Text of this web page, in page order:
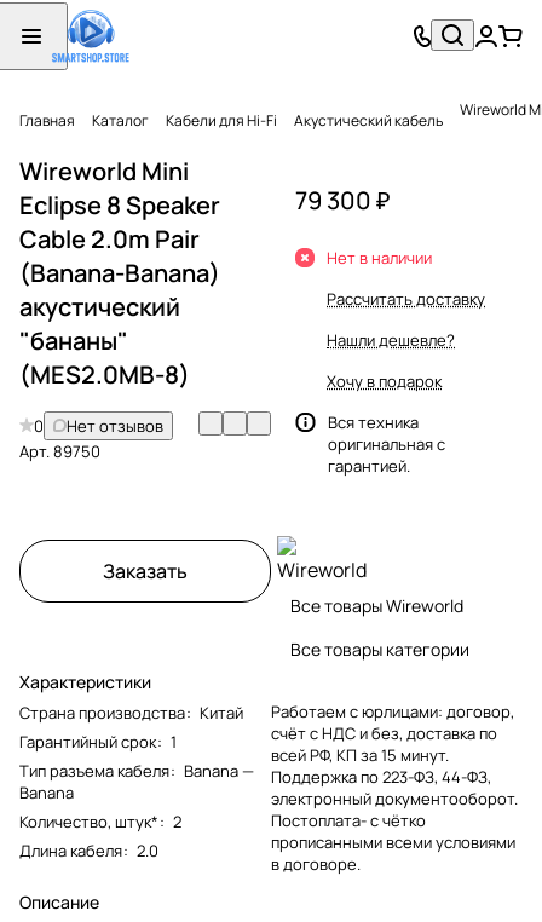
Главная Каталог Кабели для Hi-Fi Акустический кабель Wireworld
Wireworld Mini
Eclipse 8 Speaker
Cable 2.0m Pair
(Banana-Banana)
акустический
"бананы"
(MES2.0MB-8)
0
Нет отзывов
Арт.89750
Заказать
Характеристики
Страна производства: Китай
Гарантийный срок: 1
Тип разъема кабеля: Banana —
Banana
Количество, штук*: 2
Длина кабеля: 2.0
Описание
79 300 ₽
Нет в наличии
Рассчитать доставку
Нашли дешевле?
Хочу в подарок
Вся техника
оригинальная с
гарантией.
Все товары Wireworld
Все товары категории
Работаем с юрлицами: договор,
счёт с НДС и без, доставка по
всей РФ, КП за 15 минут.
Поддержка по 223-ФЗ, 44-ФЗ,
электронный документооборот.
Постоплата- с чётко
прописанными всеми условиями
в договоре.